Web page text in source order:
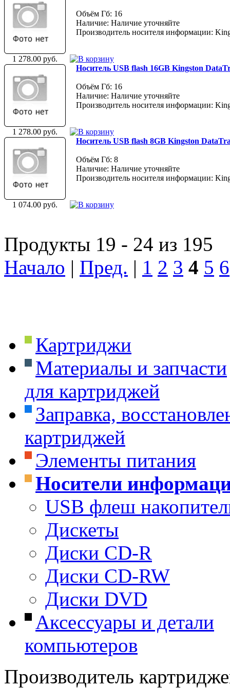
Объём Гб: 16
Наличие: Наличие уточняйте
Производитель носителя информации:
1 278.00 руб.
Носитель USB flash 16GB Kingston
Объём Гб: 16
Наличие: Наличие уточняйте
Производитель носителя информации:
1 278.00 руб.
Носитель USB flash 8GB Kingston
Объём Гб: 8
Наличие: Наличие уточняйте
Производитель носителя информации:
1 074.00 руб.
Продукты 19 - 24 из 195
Начало | Пред. | 1 2 3 4 5 6
Картриджи
Материалы и запчасти
для картриджей
Заправка,
картриджей
Элементы питания
Носители
USB флеш
Дискеты
Диски CD-R
Диски CD-RW
Диски DVD
Аксессуары и детали
компьютеров
Производитель